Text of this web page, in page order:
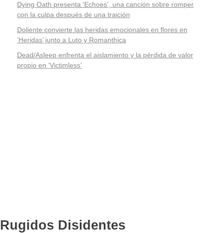
Dying Oath presenta ‘Echoes’, una canción sobre romper
con la culpa después de una traición
Doliente convierte las heridas emocionales en flores en
‘Heridas’ junto a Luto y Romanthica
Dead/Asleep enfrenta el aislamiento y la pérdida de valor
propio en ‘Victimless’
Rugidos Disidentes